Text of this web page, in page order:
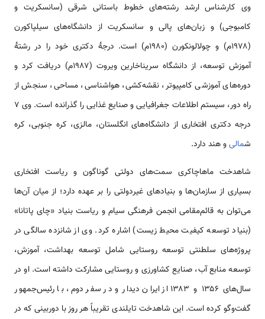
وی کارشناس ارشد رشته‌های خطوط باستانی شرقی (سانسکریت و
کامبوجی) و زبان‌های پالی و سانسکریت از دانشگاه‌های سیلپاکورن
(۱۹۷۸م) و چولالونکورن (۱۹۸۰م) است. درجهٔ دکتری خود را در رشتهٔ
آموزش توسعه، از دانشگاه سریناخارین ویروت (۱۹۸۷م) دریافت کرد و
دوره‌های آموزشی کامپیوتر، نقشه‌کشی، هواشناسی، مساحی، سنجش از
راه دور، سیستم اطلاعات جغرافیایی و صنایع غذایی را گذرانده است. وی ۷
درجه دکتری افتخاری از دانشگاه‌های انگلستان، مالزی، کره جنوبی، کره
شمالیو هند دارد.
شاهدخت ماهاچاکری سمت‌های دولتی گوناگون و ریاست افتخاری
بسیاری از سازمان‌ها و بنیادهای غیردولتی را بر عهده دارد؛ از میان آن‌ها
می‌توان به قائم‌مقامی انجمن فرهنگی سیام و ریاست بنیاد «چای پاتانا»
(بنیاد توسعه کیفیت محیط زیست) اشاره کرد. وی از شانزده سالگی در
پروژه‌های سلطنتی توسعه روستایی شامل توسعه بهداشت، آموزش،
توسعه منابع آب، صنایع کشاورزی و روستایی مشارکت داشته است. او در
سال‌های ۱۳۵۶ و ۱۳۸۳ از ایران دیدار و در سفر دوم، با رئیس‌جمهور
گفت‌وگو کرده است. این شاهدخت تایلندی تقریباً هر روز با دوربینی که در